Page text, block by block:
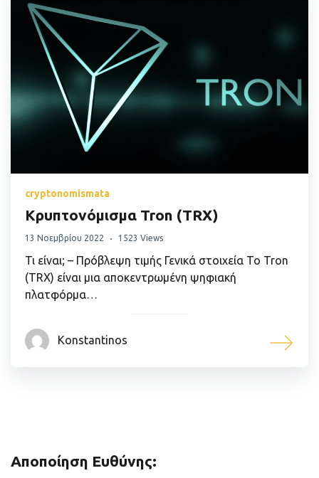
cryptonomismata
Κρυπτονόμισμα Tron (TRX)
13 Νοεμβρίου 2022 1523 Views
Τι είναι; – Πρόβλεψη τιμής Γενικά στοιχεία Το Tron
(TRX) είναι μια αποκεντρωμένη ψηφιακή
πλατφόρμα…
Konstantinos
Αποποίηση Ευθύνης: